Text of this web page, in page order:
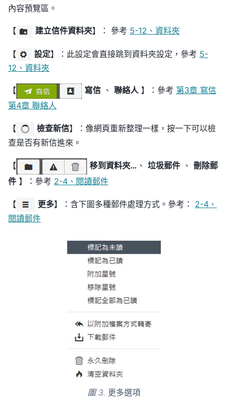
內容預覽區。
【 建立信件資料夾】： 參考 5-12、資料夾
【 設定】：此設定會直接跳到資料夾設定，參考 5-
12、資料夾
【 寫信 、 聯絡人】：參考 第3章 寫信
第4章 聯絡人
【 檢查新信】：像網頁重新整理一樣，按一下可以檢
查是否有新信進來。
【 移到資料夾… 、 垃圾郵件 、 刪除郵
件 】：參考 2-4、閱讀郵件
【 更多】：含下圖多種郵件處理方式。參考： 2-4、
閱讀郵件
圖 3. 更多選項